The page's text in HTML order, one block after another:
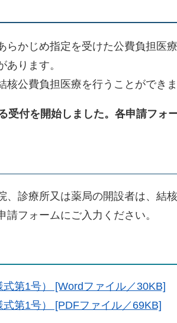
らかじめ指定を受けた公費負担医
ります。
公費負担医療を行うことができま
受付を開始しました。各申請フォ
、診療所又は薬局の開設者は、結
フォームにご入力ください。
第1号） [Wordファイル／30KB]
第1号） [PDFファイル／69KB]